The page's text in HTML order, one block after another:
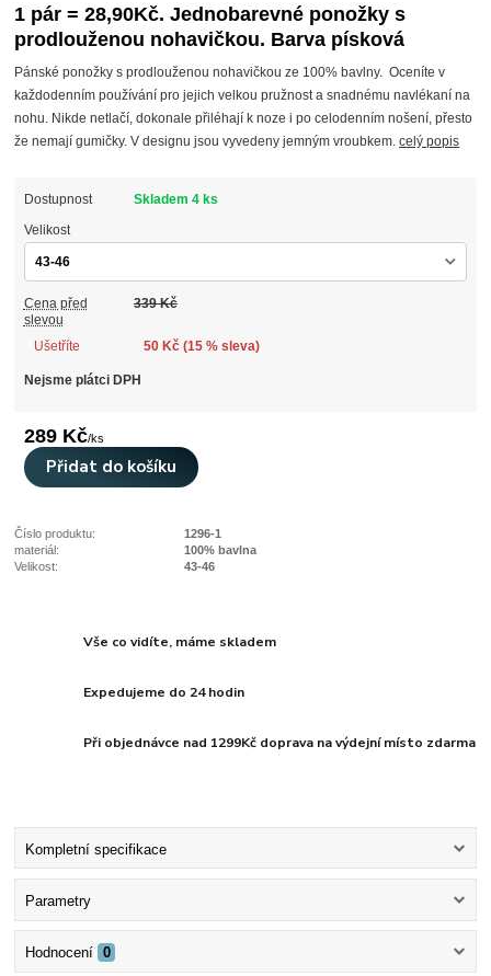
1 pár = 28,90Kč. Jednobarevné ponožky s
prodlouženou nohavičkou. Barva písková
Pánské ponožky s prodlouženou nohavičkou ze 100% bavlny. Oceníte v
každodenním používání pro jejich velkou pružnost a snadnému navlékaní na
nohu. Nikde netlačí, dokonale přiléhají k noze i po celodenním nošení, přesto
že nemají gumičky. V designu jsou vyvedeny jemným vroubkem.celý popis
Dostupnost Skladem 4 ks
Velikost
Cena před
slevou
339 Kč
Ušetříte 50 Kč (15% sleva)
Nejsme plátci DPH
289 Kč/ks
Přidat do košíku
Číslo produktu:
1296-1
materiál:
100% bavlna
Velikost:
43-46
Vše co vidíte, máme skladem
Expedujeme do 24 hodin
Při objednávce nad 1299Kč doprava na výdejní místo zdarma
Kompletní specifikace
Parametry
Hodnocení 0